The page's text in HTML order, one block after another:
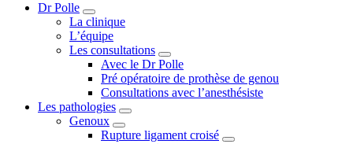
Dr Polle
La clinique
L’équipe
Les consultations
Avec le Dr Polle
Pré opératoire de prothèse de genou
Consultations avec l’anesthésiste
Les pathologies
Genoux
Rupture ligament croisé